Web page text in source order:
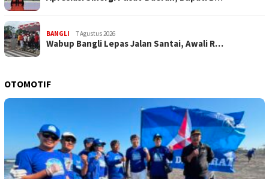
BANGLI 7 Agustus 2026
Wabup Bangli Lepas Jalan Santai, Awali R…
OTOMOTIF